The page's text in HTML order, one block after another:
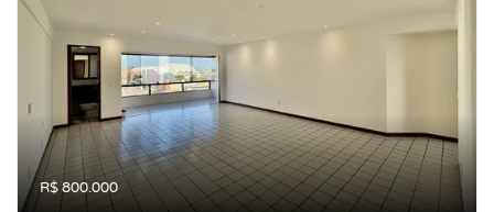
R$ 800.000